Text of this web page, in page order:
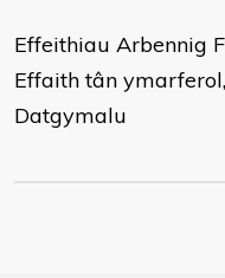
Effeithiau Arbennig
Effaith tân
Datgymalu